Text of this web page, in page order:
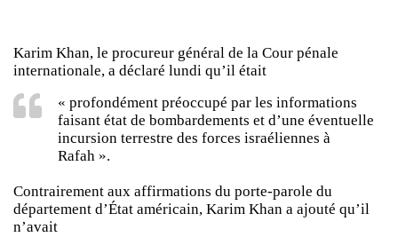
Karim Khan, le procureur général de la Cour pénale
internationale, a déclaré lundi qu’il était
« profondément préoccupé par les informations
faisant état de bombardements et d’une éventuelle
incursion terrestre des forces israéliennes à
Rafah ».
Contrairement aux affirmations du porte-parole du
département d’État américain, Karim Khan a ajouté qu’il
n’avait